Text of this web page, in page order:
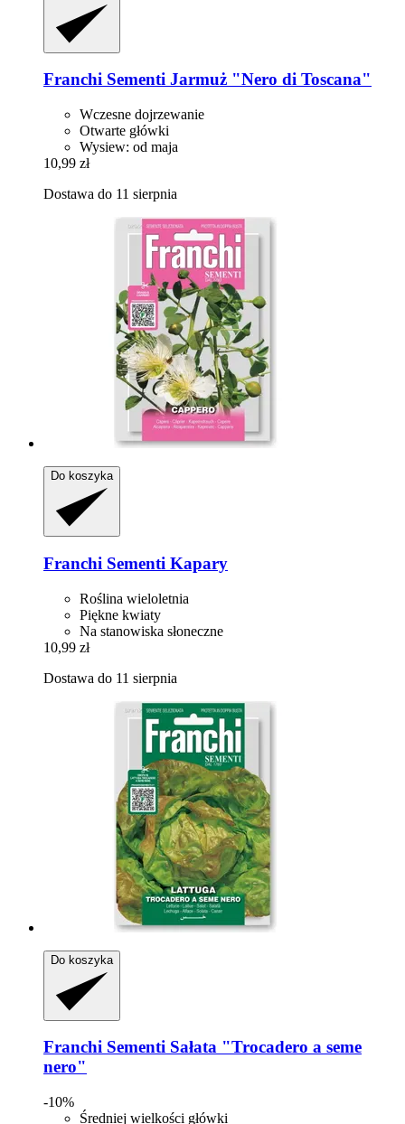
Franchi Sementi Jarmuż "Nero di Toscana"
Wczesne dojrzewanie
Otwarte główki
Wysiew: od maja
10,99 zł
Dostawa do 11 sierpnia
Do koszyka
Franchi Sementi Kapary
Roślina wieloletnia
Piękne kwiaty
Na stanowiska słoneczne
10,99 zł
Dostawa do 11 sierpnia
Do koszyka
Franchi Sementi Sałata "Trocadero a seme
nero"
-10%
Średniej wielkości główki